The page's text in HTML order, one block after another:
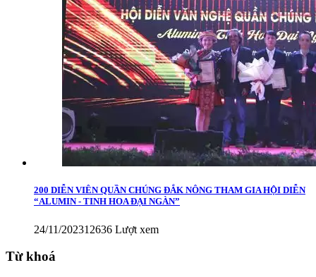
200 DIỄN VIÊN QUẦN CHÚNG ĐẮK NÔNG THAM GIA HỘI DIỄN
“ALUMIN - TINH HOA ĐẠI NGÀN”
24/11/202312636 Lượt xem
Từ khoá